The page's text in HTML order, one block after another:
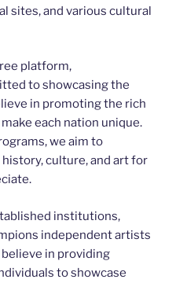
sites, and various cultural
platform,
to showcasing the
in promoting the rich
each nation unique.
we aim to
culture, and art for
institutions,
independent artists
in providing
to showcase